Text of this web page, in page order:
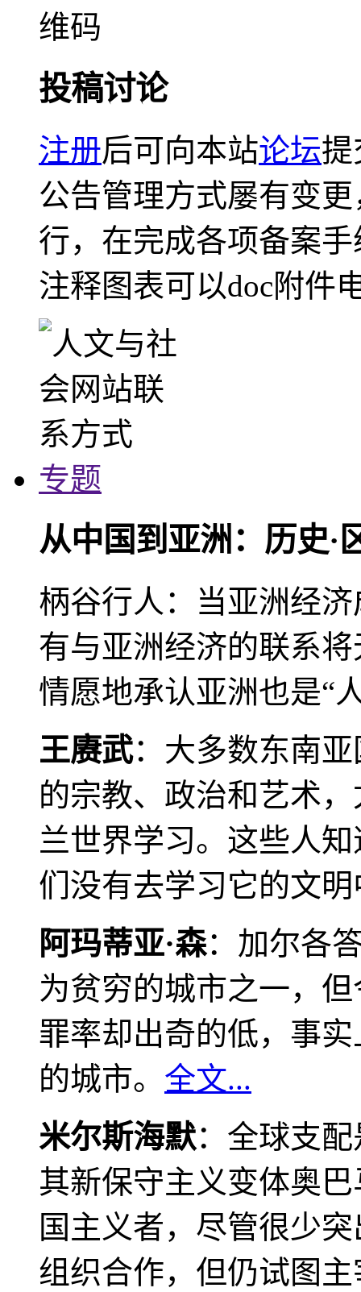
投稿讨论
注册后可向本站论坛提
公告管理方式屡有变
行，在完成各项备案
注释图表可以doc附件
专题
从中国到亚洲：历史·
柄谷行人：当亚洲经
有与亚洲经济的联系
情愿地承认亚洲也是“
王赓武：大多数东南
的宗教、政治和艺术
兰世界学习。这些人
们没有去学习它的文
阿玛蒂亚·森：加尔各
为贫穷的城市之一，
罪率却出奇的低，事
的城市。 全文...
米尔斯海默：全球支
其新保守主义变体奥
国主义者，尽管很少
组织合作，但仍试图